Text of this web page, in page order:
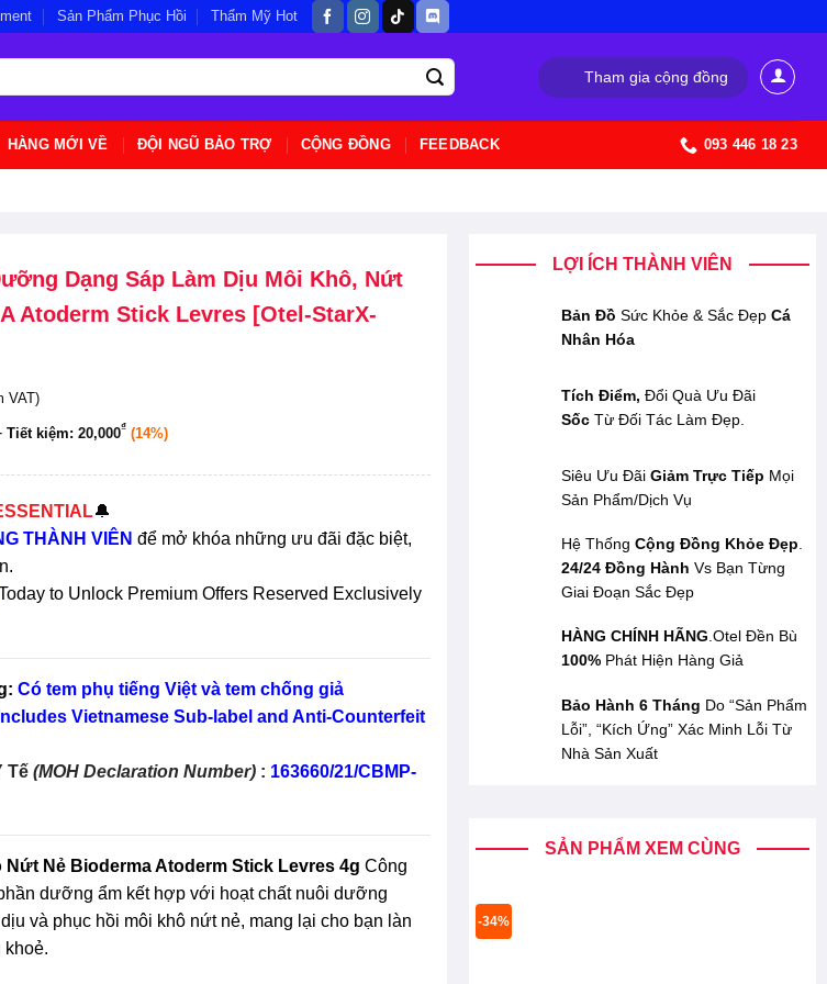
Sản Phẩm Phục Hồi Thẩm Mỹ Hot
Tham gia cộng đồng
HÀNG MỚI VỀ ĐỘI NGŨ BẢO TRỢ CỘNG ĐỒNG FEEDBACK 093 446 18 23
LỢI ÍCH THÀNH VIÊN
Bản Đồ Sức Khỏe & Sắc Đẹp Cá
Nhân Hóa
Tích Điểm, Đổi Quà Ưu Đãi
Sốc Từ Đối Tác Làm Đẹp.
Siêu Ưu Đãi Giảm Trực Tiếp Mọi
Sản Phẩm/Dịch Vụ
Hệ Thống Cộng Đồng Khỏe Đẹp
24/24 Đồng Hành Vs Bạn Từng
Giai Đoạn Sắc Đẹp
HÀNG CHÍNH HÃNG.Otel Đền Bù
100% Phát Hiện Hàng Giả
Bảo Hành 6 Tháng Do “Sản Phẩm
Lỗi”, “Kích Ứng” Xác Minh Lỗi Từ
Nhà Sản Xuất
SẢN PHẨM XEM CÙNG
-34%
Dạng Sáp Làm Dịu Môi Khô, Nứt
Atoderm Stick Levres [Otel-StarX-
VAT)
Tiết kiệm: 20,000₫ (14%)
🔔
THÀNH VIÊN để mở khóa những ưu đãi đặc biệt,
to Unlock Premium Offers Reserved Exclusively
Có tem phụ tiếng Việt và tem chống giả
Includes Vietnamese Sub-label and Anti-Counterfeit
Tế (MOH Declaration Number): 163660/21/CBMP-
Nẻ Bioderma Atoderm Stick Levres 4g Công
dưỡng ẩm kết hợp với hoạt chất nuôi dưỡng
và phục hồi môi khô nứt nẻ, mang lại cho bạn làn
khoẻ.